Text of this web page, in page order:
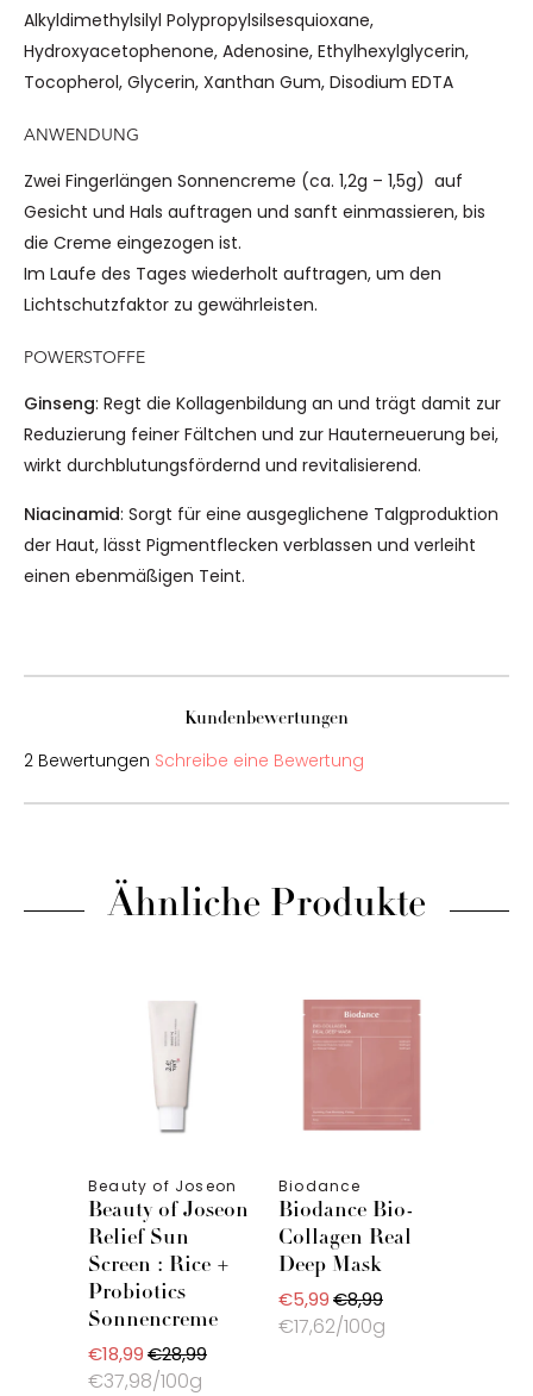
Alkyldimethylsilyl Polypropylsilsesquioxane,
Hydroxyacetophenone, Adenosine, Ethylhexylglycerin,
Tocopherol, Glycerin, Xanthan Gum, Disodium EDTA
ANWENDUNG
Zwei Fingerlängen Sonnencreme (ca. 1,2g – 1,5g) auf
Gesicht und Hals auftragen und sanft einmassieren, bis
die Creme eingezogen ist.
Im Laufe des Tages wiederholt auftragen, um den
Lichtschutzfaktor zu gewährleisten.
POWERSTOFFE
Ginseng: Regt die Kollagenbildung an und trägt damit zur
Reduzierung feiner Fältchen und zur Hauterneuerung bei,
wirkt durchblutungsfördernd und revitalisierend.
Niacinamid: Sorgt für eine ausgeglichene Talgproduktion
der Haut, lässt Pigmentflecken verblassen und verleiht
einen ebenmäßigen Teint.
Kundenbewertungen
2 Bewertungen Schreibe eine Bewertung
Ähnliche Produkte
Beauty of Joseon
Beauty of Joseon
Relief Sun
Screen : Rice +
Probiotics
Sonnencreme
€18,99€28,99
€37,98/100g
Biodance
Biodance Bio-
Collagen Real
Deep Mask
€5,99€8,99
€17,62/100g